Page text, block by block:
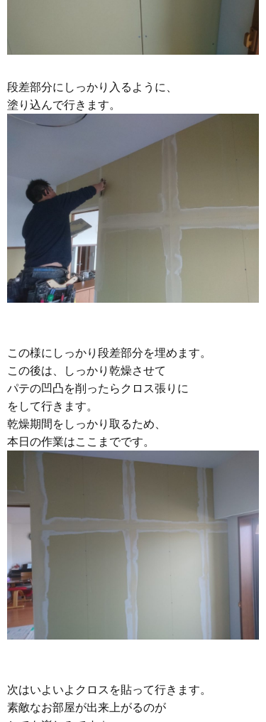
段差部分にしっかり入るように、
塗り込んで行きます。
この様にしっかり段差部分を埋めます。
この後は、しっかり乾燥させて
パテの凹凸を削ったらクロス張りに
をして行きます。
乾燥期間をしっかり取るため、
本日の作業はここまでです。
次はいよいよクロスを貼って行きます。
素敵なお部屋が出来上がるのが